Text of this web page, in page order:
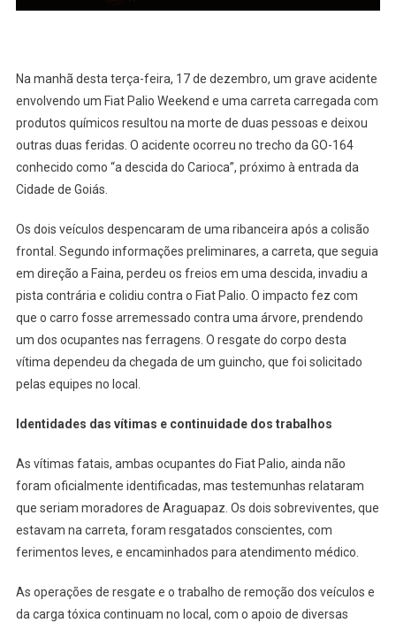
Auxílio
O
Na manhã desta terça-feira, 17 de dezembro, um grave acidente
envolvendo um Fiat Palio Weekend e uma carreta carregada com
produtos químicos resultou na morte de duas pessoas e deixou
outras duas feridas. O acidente ocorreu no trecho da GO-164
conhecido como “a descida do Carioca”, próximo à entrada da
Cidade de Goiás.
Os dois veículos despencaram de uma ribanceira após a colisão
frontal. Segundo informações preliminares, a carreta, que seguia
em direção a Faina, perdeu os freios em uma descida, invadiu a
pista contrária e colidiu contra o Fiat Palio. O impacto fez com
que o carro fosse arremessado contra uma árvore, prendendo
um dos ocupantes nas ferragens. O resgate do corpo desta
vítima dependeu da chegada de um guincho, que foi solicitado
pelas equipes no local.
Identidades das vítimas e continuidade dos trabalhos
As vítimas fatais, ambas ocupantes do Fiat Palio, ainda não
foram oficialmente identificadas, mas testemunhas relataram
que seriam moradores de Araguapaz. Os dois sobreviventes, que
estavam na carreta, foram resgatados conscientes, com
ferimentos leves, e encaminhados para atendimento médico.
As operações de resgate e o trabalho de remoção dos veículos e
da carga tóxica continuam no local, com o apoio de diversas